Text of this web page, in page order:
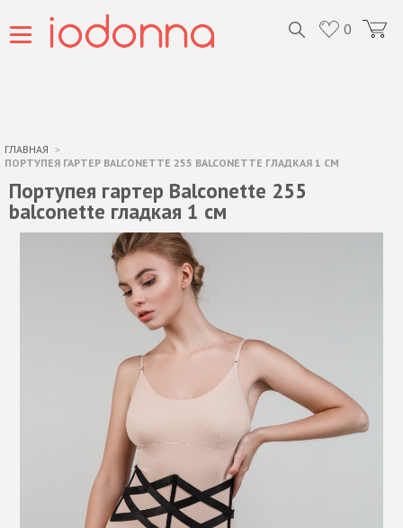
0
ГЛАВНАЯ
ПОРТУПЕЯ ГАРТЕР BALCONETTE 255 BALCONETTE ГЛАДКАЯ 1 СМ
Портупея гартер Balconette 255
balconette гладкая 1 см